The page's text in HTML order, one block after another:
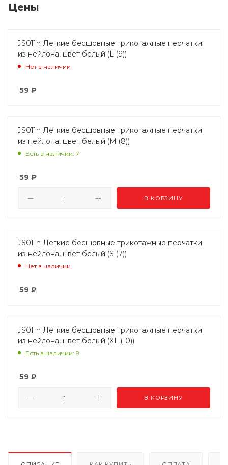
Цены
JS011n Легкие бесшовные трикотажные перчатки
из нейлона, цвет белый (L (9))
Нет в наличии
59 ₽
JS011n Легкие бесшовные трикотажные перчатки
из нейлона, цвет белый (M (8))
Есть в наличии: 7
59 ₽
В КОРЗИНУ
JS011n Легкие бесшовные трикотажные перчатки
из нейлона, цвет белый (S (7))
Нет в наличии
59 ₽
JS011n Легкие бесшовные трикотажные перчатки
из нейлона, цвет белый (XL (10))
Есть в наличии: 9
59 ₽
В КОРЗИНУ